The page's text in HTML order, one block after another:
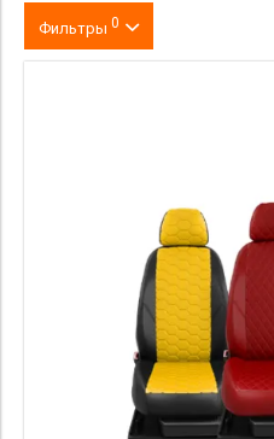
Фильтры 0
Категория Avito
Страна происхождения